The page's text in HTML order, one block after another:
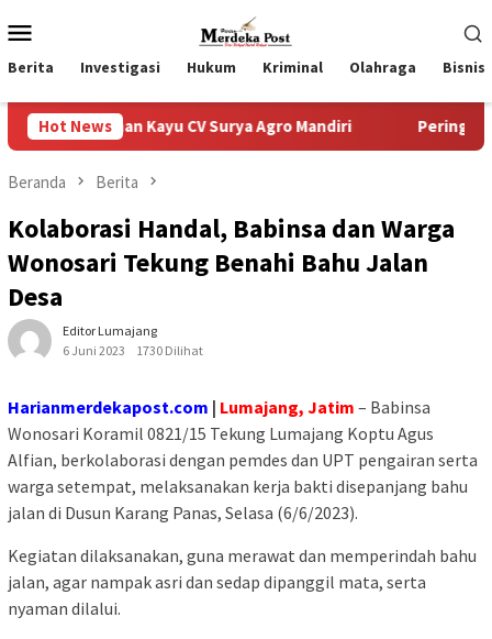
ke
kontenMobile
Berita Investigasi Hukum Kriminal Olahraga Bisnis
Hot News
Kayu CV Surya Agro Mandiri Peringati HUT ke-80
Beranda Berita
Kolaborasi Handal, Babinsa dan Warga
Wonosari Tekung Benahi Bahu Jalan
Desa
Editor Lumajang
6 Juni 2023
1730 Dilihat
Harianmerdekapost.com | Lumajang, Jatim – Babinsa
Wonosari Koramil 0821/15 Tekung Lumajang Koptu Agus
Alfian, berkolaborasi dengan pemdes dan UPT pengairan serta
warga setempat, melaksanakan kerja bakti disepanjang bahu
jalan di Dusun Karang Panas, Selasa (6/6/2023).
Kegiatan dilaksanakan, guna merawat dan memperindah bahu
jalan, agar nampak asri dan sedap dipanggil mata, serta
nyaman dilalui.